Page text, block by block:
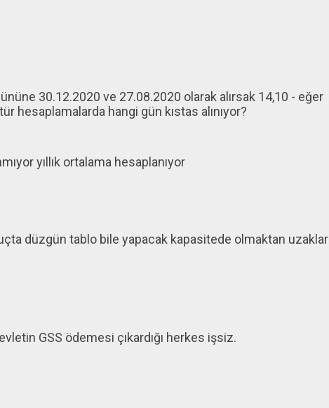
30.12.2020 ve 27.08.2020 olarak alırsak 14,10 - eğer
hesaplamalarda hangi gün kıstas alınıyor?
yıllık ortalama hesaplanıyor
düzgün tablo bile yapacak kapasitede olmaktan uzaklar
GSS ödemesi çıkardığı herkes işsiz.